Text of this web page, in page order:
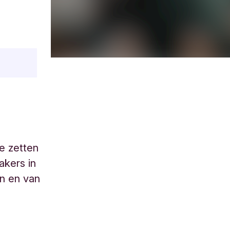
zetten
in
en van